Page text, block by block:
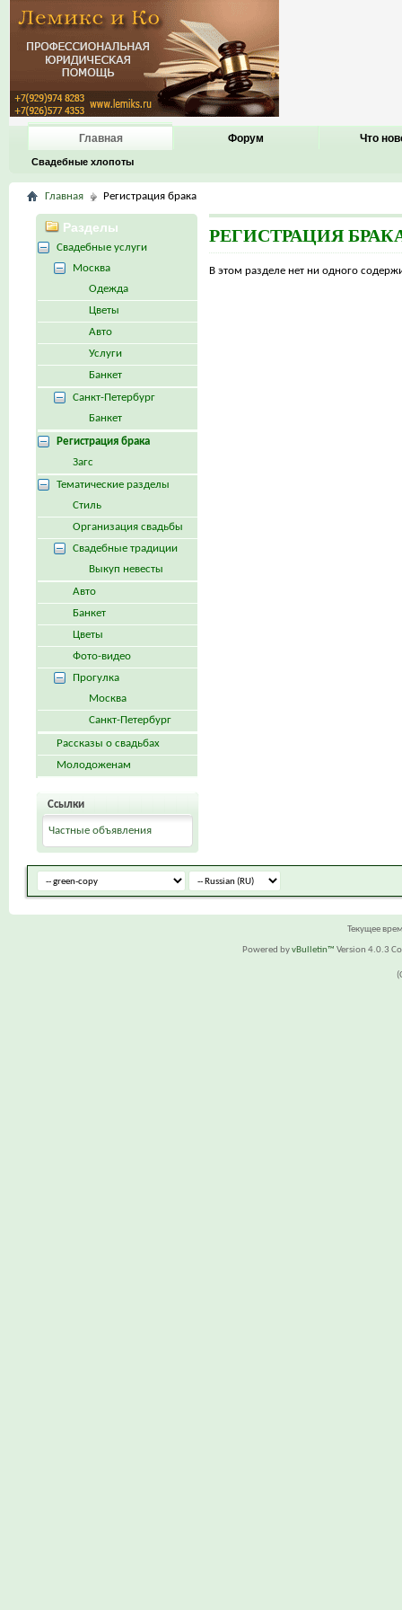
Главная
Свадебные хлопоты
Форум Что
Главная Регистрация брака
РЕГИСТРАЦИЯ
В этом разделе нет ни одного
Разделы
Свадебные услуги
Москва
Одежда
Цветы
Авто
Услуги
Банкет
Санкт-Петербург
Банкет
Регистрация брака
Загс
Тематические разделы
Стиль
Организация свадьбы
Свадебные традиции
Выкуп невесты
Авто
Банкет
Цветы
Фото-видео
Прогулка
Москва
Санкт-Петербург
Рассказы о свадьбах
Молодоженам
Ссылки
Частные объявления
Текущее
Powered byvBulletin™ Version 4.0.3